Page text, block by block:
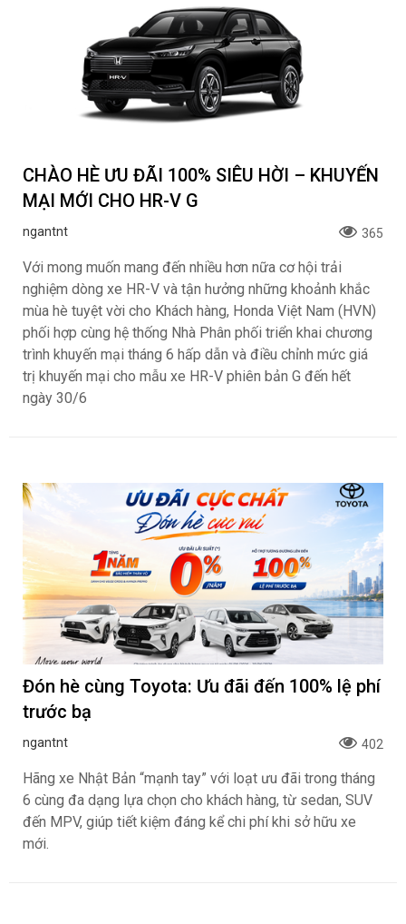
CHÀO HÈ ƯU ĐÃI 100% SIÊU HỜI – KHUYẾN
MẠI MỚI CHO HR-V G
ngantnt 365
Với mong muốn mang đến nhiều hơn nữa cơ hội trải
nghiệm dòng xe HR-V và tận hưởng những khoảnh khắc
mùa hè tuyệt vời cho Khách hàng, Honda Việt Nam (HVN)
phối hợp cùng hệ thống Nhà Phân phối triển khai chương
trình khuyến mại tháng 6 hấp dẫn và điều chỉnh mức giá
trị khuyến mại cho mẫu xe HR-V phiên bản G đến hết
ngày 30/6
Đón hè cùng Toyota: Ưu đãi đến 100% lệ phí
trước bạ
ngantnt 402
Hãng xe Nhật Bản “mạnh tay” với loạt ưu đãi trong tháng
6 cùng đa dạng lựa chọn cho khách hàng, từ sedan, SUV
đến MPV, giúp tiết kiệm đáng kể chi phí khi sở hữu xe
mới.